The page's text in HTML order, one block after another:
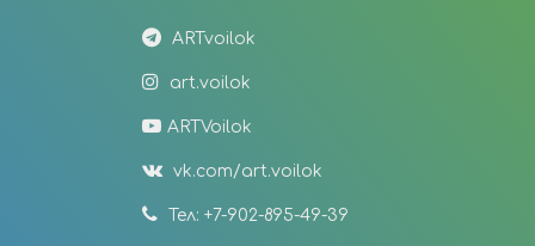
ARTvoilok
art.voilok
ARTVoilok
vk.com/art.voilok
Тел: +7-902-895-49-39